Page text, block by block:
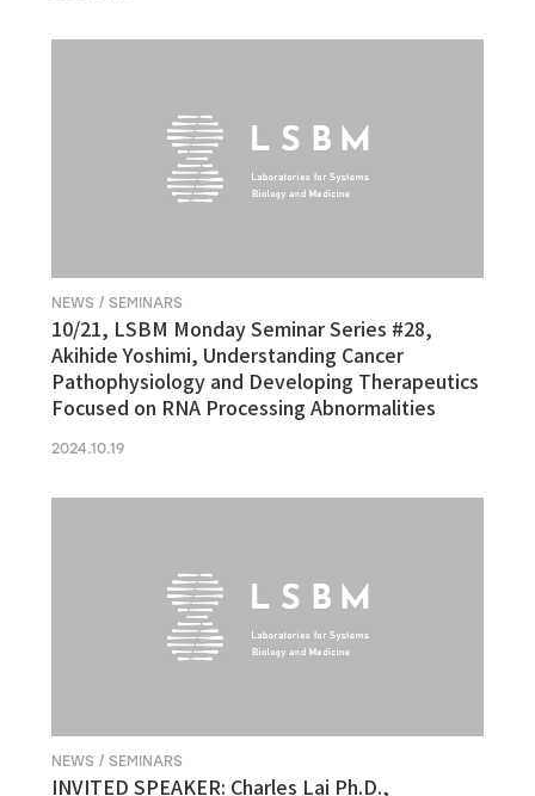
NEWS / SEMINARS
10/21, LSBM Monday Seminar Series #28,
Akihide Yoshimi, Understanding Cancer
Pathophysiology and Developing Therapeutics
Focused on RNA Processing Abnormalities
2024.10.19
NEWS / SEMINARS
INVITED SPEAKER: Charles Lai Ph.D.,